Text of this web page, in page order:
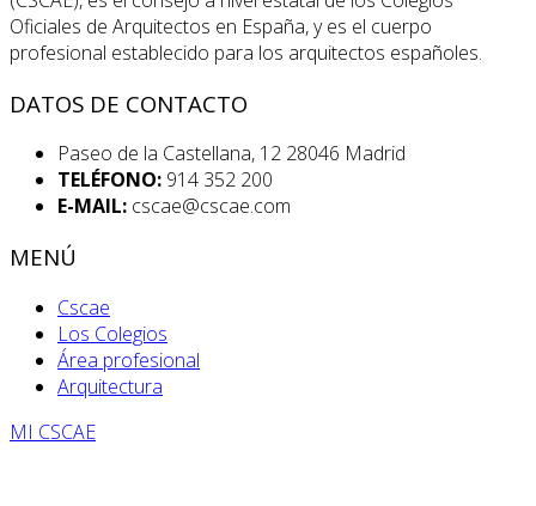
Oficiales de Arquitectos en España, y es el cuerpo
profesional establecido para los arquitectos españoles.
DATOS DE CONTACTO
Paseo de la Castellana, 12 28046 Madrid
TELÉFONO: 914 352 200
E-MAIL: cscae@cscae.com
MENÚ
Cscae
Los Colegios
Área profesional
Arquitectura
MI CSCAE